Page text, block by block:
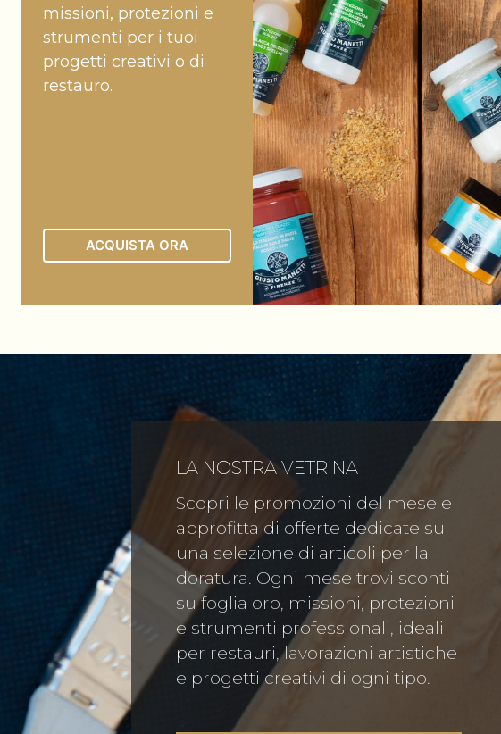
missioni, protezioni e
strumenti per i tuoi
progetti creativi o di
restauro.
ACQUISTA ORA
LA NOSTRA VETRINA
Scopri le promozioni del mese e
approfitta di offerte dedicate su
una selezione di articoli per la
doratura. Ogni mese trovi sconti
su foglia oro, missioni, protezioni
e strumenti professionali, ideali
per restauri, lavorazioni artistiche
e progetti creativi di ogni tipo.